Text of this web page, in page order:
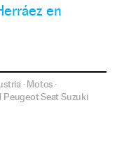
en
·Motos ·
PeugeotSeatSuzuki